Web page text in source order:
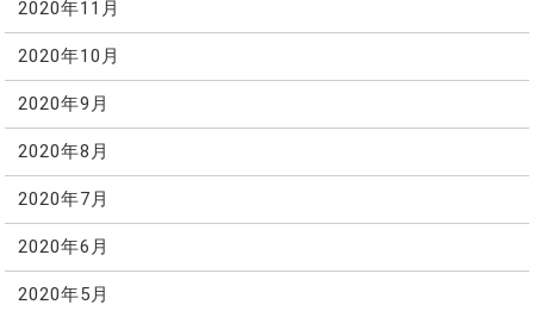
2020年11月
2020年10月
2020年9月
2020年8月
2020年7月
2020年6月
2020年5月